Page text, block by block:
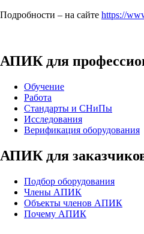
Подробности – на сайте https://
АПИК для
Обучение
Работа
Стандарты и СНиПы
Исследования
Верификация оборудования
АПИК для
Подбор оборудования
Члены АПИК
Объекты членов АПИК
Почему АПИК